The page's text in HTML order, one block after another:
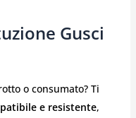
Gusci
o consumato? Ti
e resistente,